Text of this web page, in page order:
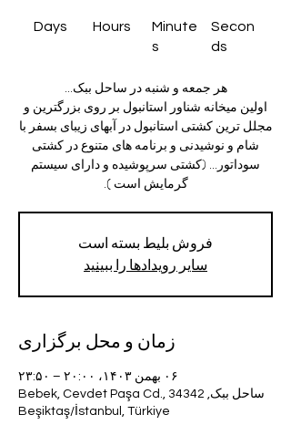
Secon
ds
Minute
s
Hours
Days
اولین میخانه شناور استانبول بر روی بزرگترین و
مجلل ترین کشتی استانبول در آبهای زیبای بسفر با
شام و نوشیدنی و برنامه های متنوع در کشتی
سوداتور... (کشتی سرپوشیده و دارای سیستم
گرمایش است ).
فروش بلیط بسته است
سایر رویدادها را ببینید
زمان و محل برگزاری
۰۶ بهمن ۱۴۰۳، ۲۰:۰۰ – ۲۳:۵۰
ساحل ببک, Bebek, Cevdet Paşa Cd., 34342
Beşiktaş/İstanbul, Türkiye